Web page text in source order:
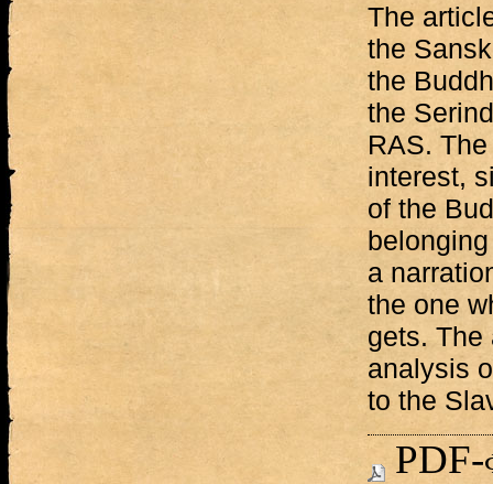
The
the
the
the
RAS.
interest,
of the
a
the one
gets. The
analysis
to the
PDF-